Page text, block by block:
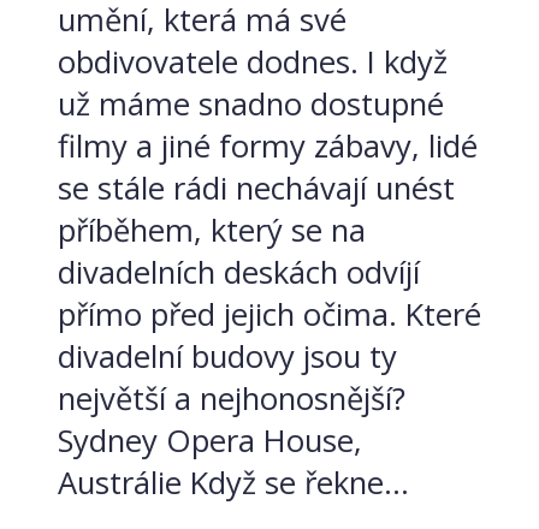
umění, která má své
obdivovatele dodnes. I když
už máme snadno dostupné
filmy a jiné formy zábavy, lidé
se stále rádi nechávají unést
příběhem, který se na
divadelních deskách odvíjí
přímo před jejich očima. Které
divadelní budovy jsou ty
největší a nejhonosnější?
Sydney Opera House,
Austrálie Když se řekne...